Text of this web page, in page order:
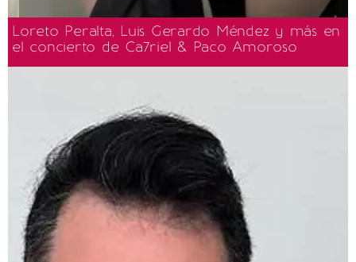
Loreto Peralta, Luis Gerardo Méndez y más en
el concierto de Ca7riel & Paco Amoroso